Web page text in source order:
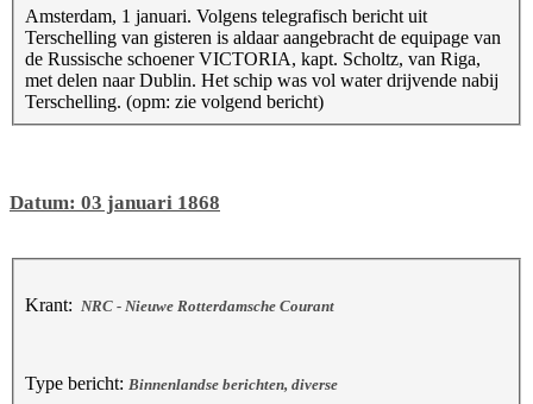
Amsterdam, 1 januari. Volgens telegrafisch bericht uit
Terschelling van gisteren is aldaar aangebracht de equipage van
de Russische schoener VICTORIA, kapt. Scholtz, van Riga,
met delen naar Dublin. Het schip was vol water drijvende nabij
Terschelling. (opm: zie volgend bericht)
Datum: 03 januari 1868
Krant: NRC - Nieuwe Rotterdamsche Courant
Type bericht: Binnenlandse berichten, diverse